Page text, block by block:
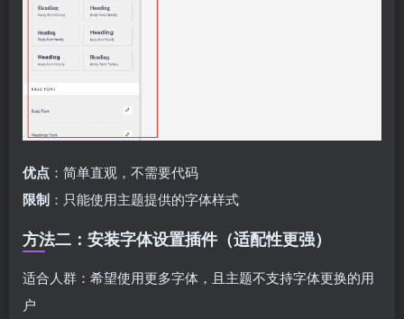
优点 ：简单直观，不需要代码
限制 ：只能使用主题提供的字体样式
方法二：安装字体设置插件（适配性更强）
适合人群：希望使用更多字体，且主题不支持字体更换的用
户